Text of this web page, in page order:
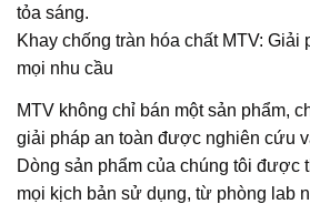
tỏa sáng.
Khay chống tràn hóa chất MTV: Giải
mọi nhu cầu
MTV không chỉ bán một sản phẩm,
giải pháp an toàn được nghiên cứu
Dòng sản phẩm của chúng tôi được
mọi kịch bản sử dụng, từ phòng lab